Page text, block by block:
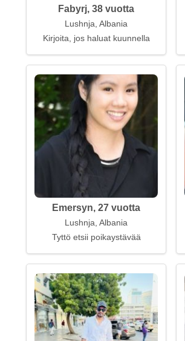
Fabyrj, 38 vuotta
Lushnja, Albania
Kirjoita, jos haluat kuunnella
Emersyn, 27 vuotta
Lushnja, Albania
Tyttö etsii poikaystävää